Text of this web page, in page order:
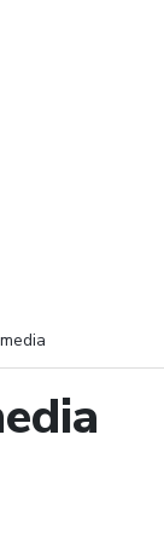
de búsqueda